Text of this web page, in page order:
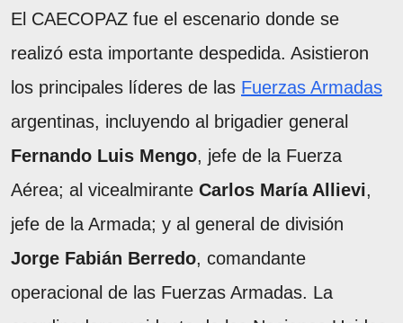
El CAECOPAZ fue el escenario donde se
realizó esta importante despedida. Asistieron
los principales líderes de las Fuerzas Armadas
argentinas, incluyendo al brigadier general
Fernando Luis Mengo, jefe de la Fuerza
Aérea; al vicealmirante Carlos María Allievi,
jefe de la Armada; y al general de división
Jorge Fabián Berredo, comandante
operacional de las Fuerzas Armadas. La